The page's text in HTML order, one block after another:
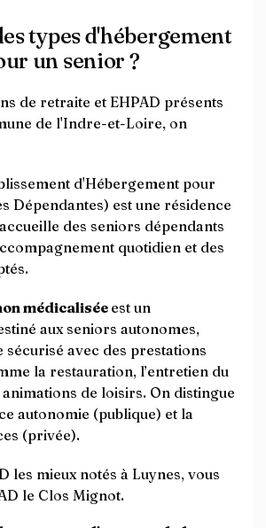
types d'hébergement
un senior ?
de retraite et EHPAD présents
de l'Indre-et-Loire, on
d'Hébergement pour
Dépendantes) est une résidence
des seniors dépendants
quotidien et des
médicalisée est un
aux seniors autonomes,
avec des prestations
la restauration, l’entretien du
de loisirs. On distingue
autonomie (publique) et la
(privée).
les mieux notés à Luynes, vous
le Clos Mignot.